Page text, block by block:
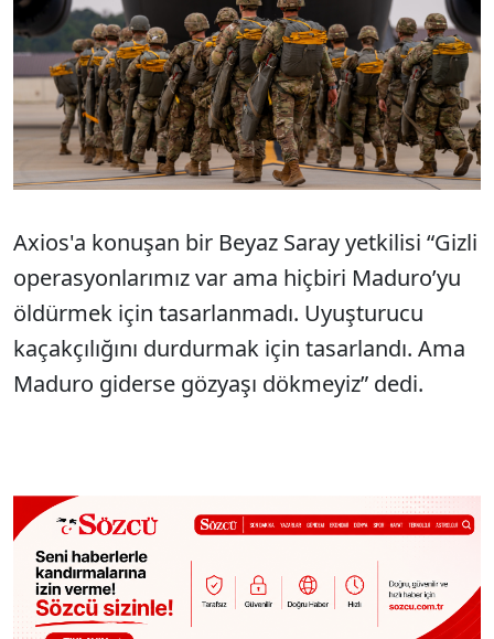
Axios'a konuşan bir Beyaz Saray yetkilisi “Gizli
operasyonlarımız var ama hiçbiri Maduro’yu
öldürmek için tasarlanmadı. Uyuşturucu
kaçakçılığını durdurmak için tasarlandı. Ama
Maduro giderse gözyaşı dökmeyiz” dedi.